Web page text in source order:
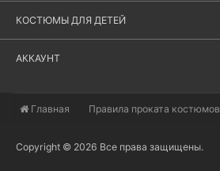
КОСТЮМЫ ДЛЯ ДЕТЕЙ
АККАУНТ
Главная ​Правила проката костюмов
Copyright © 2026 Все права защищены.